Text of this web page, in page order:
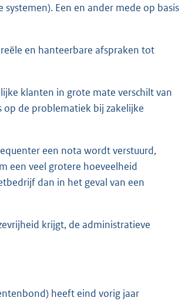
Een en ander mede op basis
en hanteerbare afspraken tot
klanten in grote mate verschilt van
de problematiek bij zakelijke
een nota wordt verstuurd,
een veel grotere hoeveelheid
dan in het geval van een
krijgt, de administratieve
heeft eind vorig jaar